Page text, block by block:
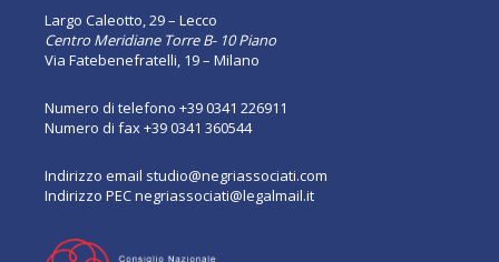
Largo Caleotto, 29 – Lecco
Centro Meridiane Torre B- 10 Piano
Via Fatebenefratelli, 19 – Milano
Numero di telefono +39 0341 226911
Numero di fax +39 0341 360544
Indirizzo email studio@negriassociati.com
Indirizzo PECnegriassociati@legalmail.it